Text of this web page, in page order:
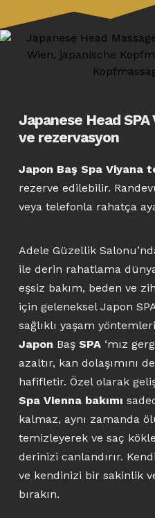
Japanese Head
ve rezervasyon
Japon Baş Spa Viyana
rezerve edilebilir.
veya telefonla rahatça
Adele Güzellik
ile derin rahatlama
eşsiz bakım, beden ve
için geleneksel Japon
sağlıklı yaşam
Japon Baş SPA‘mız
azaltır, kan dolaşımını
hafifletir. Özel olarak
Spa Vienna bakımı
kalmaz, aynı zamanda
temizleyerek ve saç
derinizi canlandırır.
ve kendinizi bir sakinlik
bırakın.